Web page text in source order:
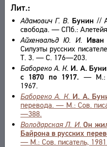
Лит.:
Адамович Г. В. Бунин //
свобода. — СПб.:
Айхенвальд Ю. И. Иван
Силуэты русских
Т. 3. — С. 176—203.
Бабореко А. К. И. А.
с 1870 по 1917. — М.:
1967.
Бабореко А. К. И. А.
перевода. — М.: Сов.
—388.
Володарская Л. И.Он
Байрона в русских
— М.: Сов. писатель,